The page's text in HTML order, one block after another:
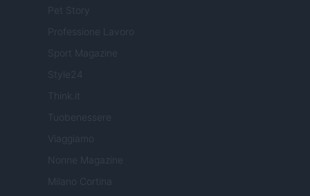
Pet Story
Professione Lavoro
Sport Magazine
Style24
Tuobenessere
Viaggiamo
Nonne Magazine
Milano Cortina